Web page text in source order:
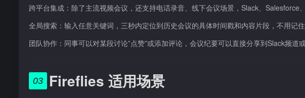
跨平台集成：除了主流视频会议，还支持电话录音、线下会议场景，Slack、Salesforce
全局搜索：输入任意关键词，三秒内定位到历史会议的具体时间戳和内容片段，不用记住
团队协作：同事可以对某段讨论”点赞”或添加评论，会议纪要可以直接分享到Slack频道
03 Fireflies 适用场景